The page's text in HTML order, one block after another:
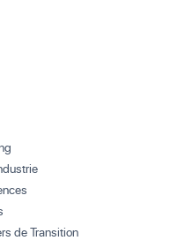
de Transition